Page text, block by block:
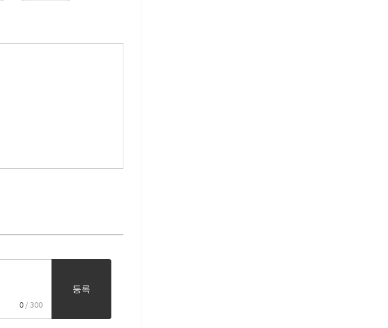
0 / 300
등록